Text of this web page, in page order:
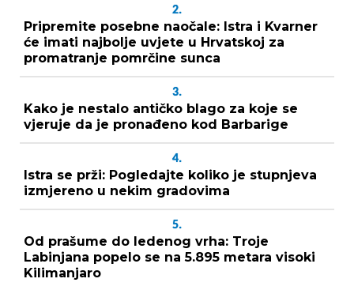
2.
Pripremite posebne naočale: Istra i Kvarner
će imati najbolje uvjete u Hrvatskoj za
promatranje pomrčine sunca
3.
Kako je nestalo antičko blago za koje se
vjeruje da je pronađeno kod Barbarige
4.
Istra se prži: Pogledajte koliko je stupnjeva
izmjereno u nekim gradovima
5.
Od prašume do ledenog vrha: Troje
Labinjana popelo se na 5.895 metara visoki
Kilimanjaro